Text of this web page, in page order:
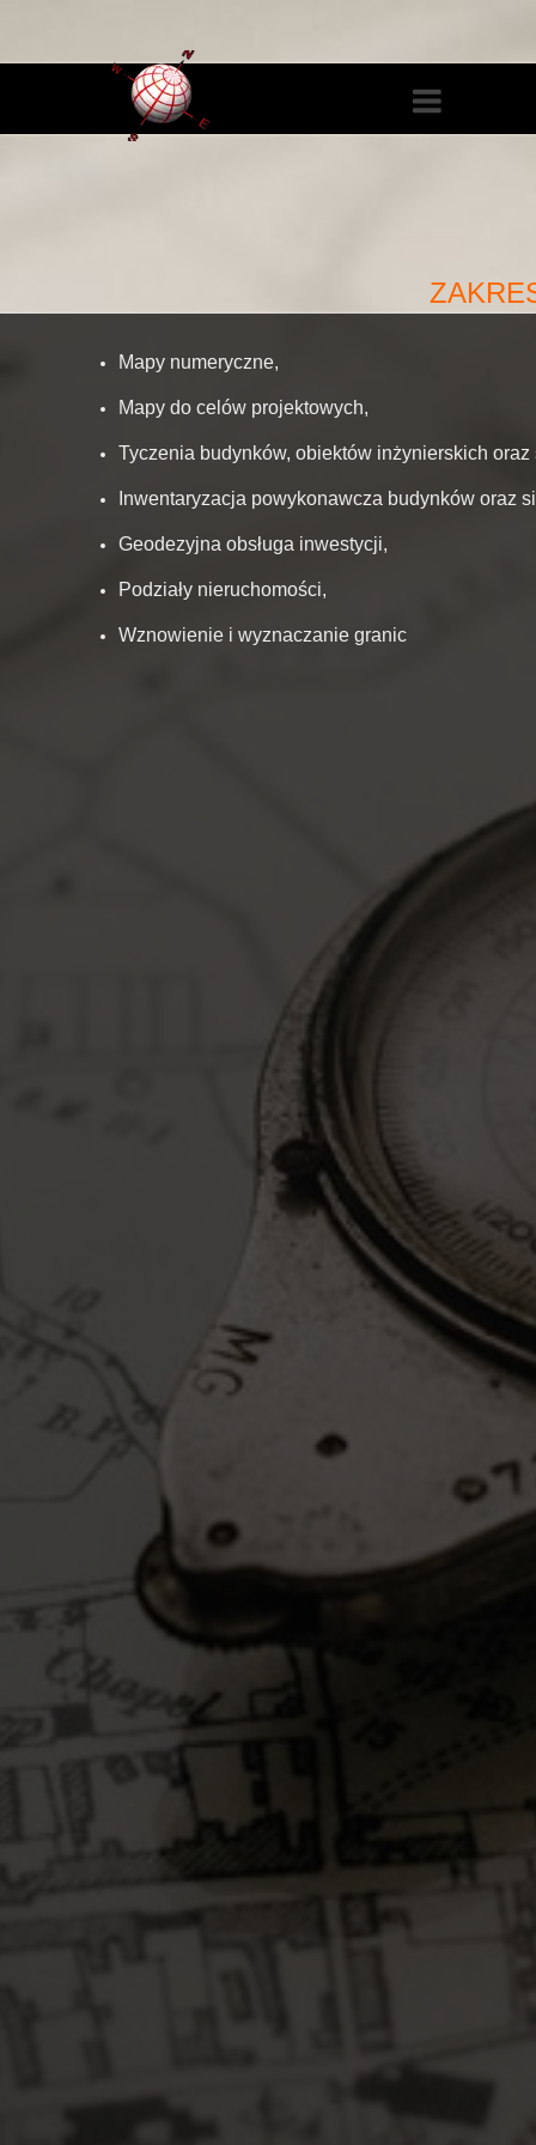
Mapy numeryczne,
Mapy do celów projektowych,
Tyczenia budynków, obiektów inżynierskich
Inwentaryzacja powykonawcza budynków oraz
Geodezyjna obsługa inwestycji,
Podziały nieruchomości,
Wznowienie i wyznaczanie granic